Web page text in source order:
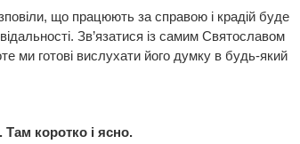
що працюють за справою і крадій буде
Зв’язатися із самим Святославом
ми готові вислухати його думку в будь-який
Там коротко і ясно.